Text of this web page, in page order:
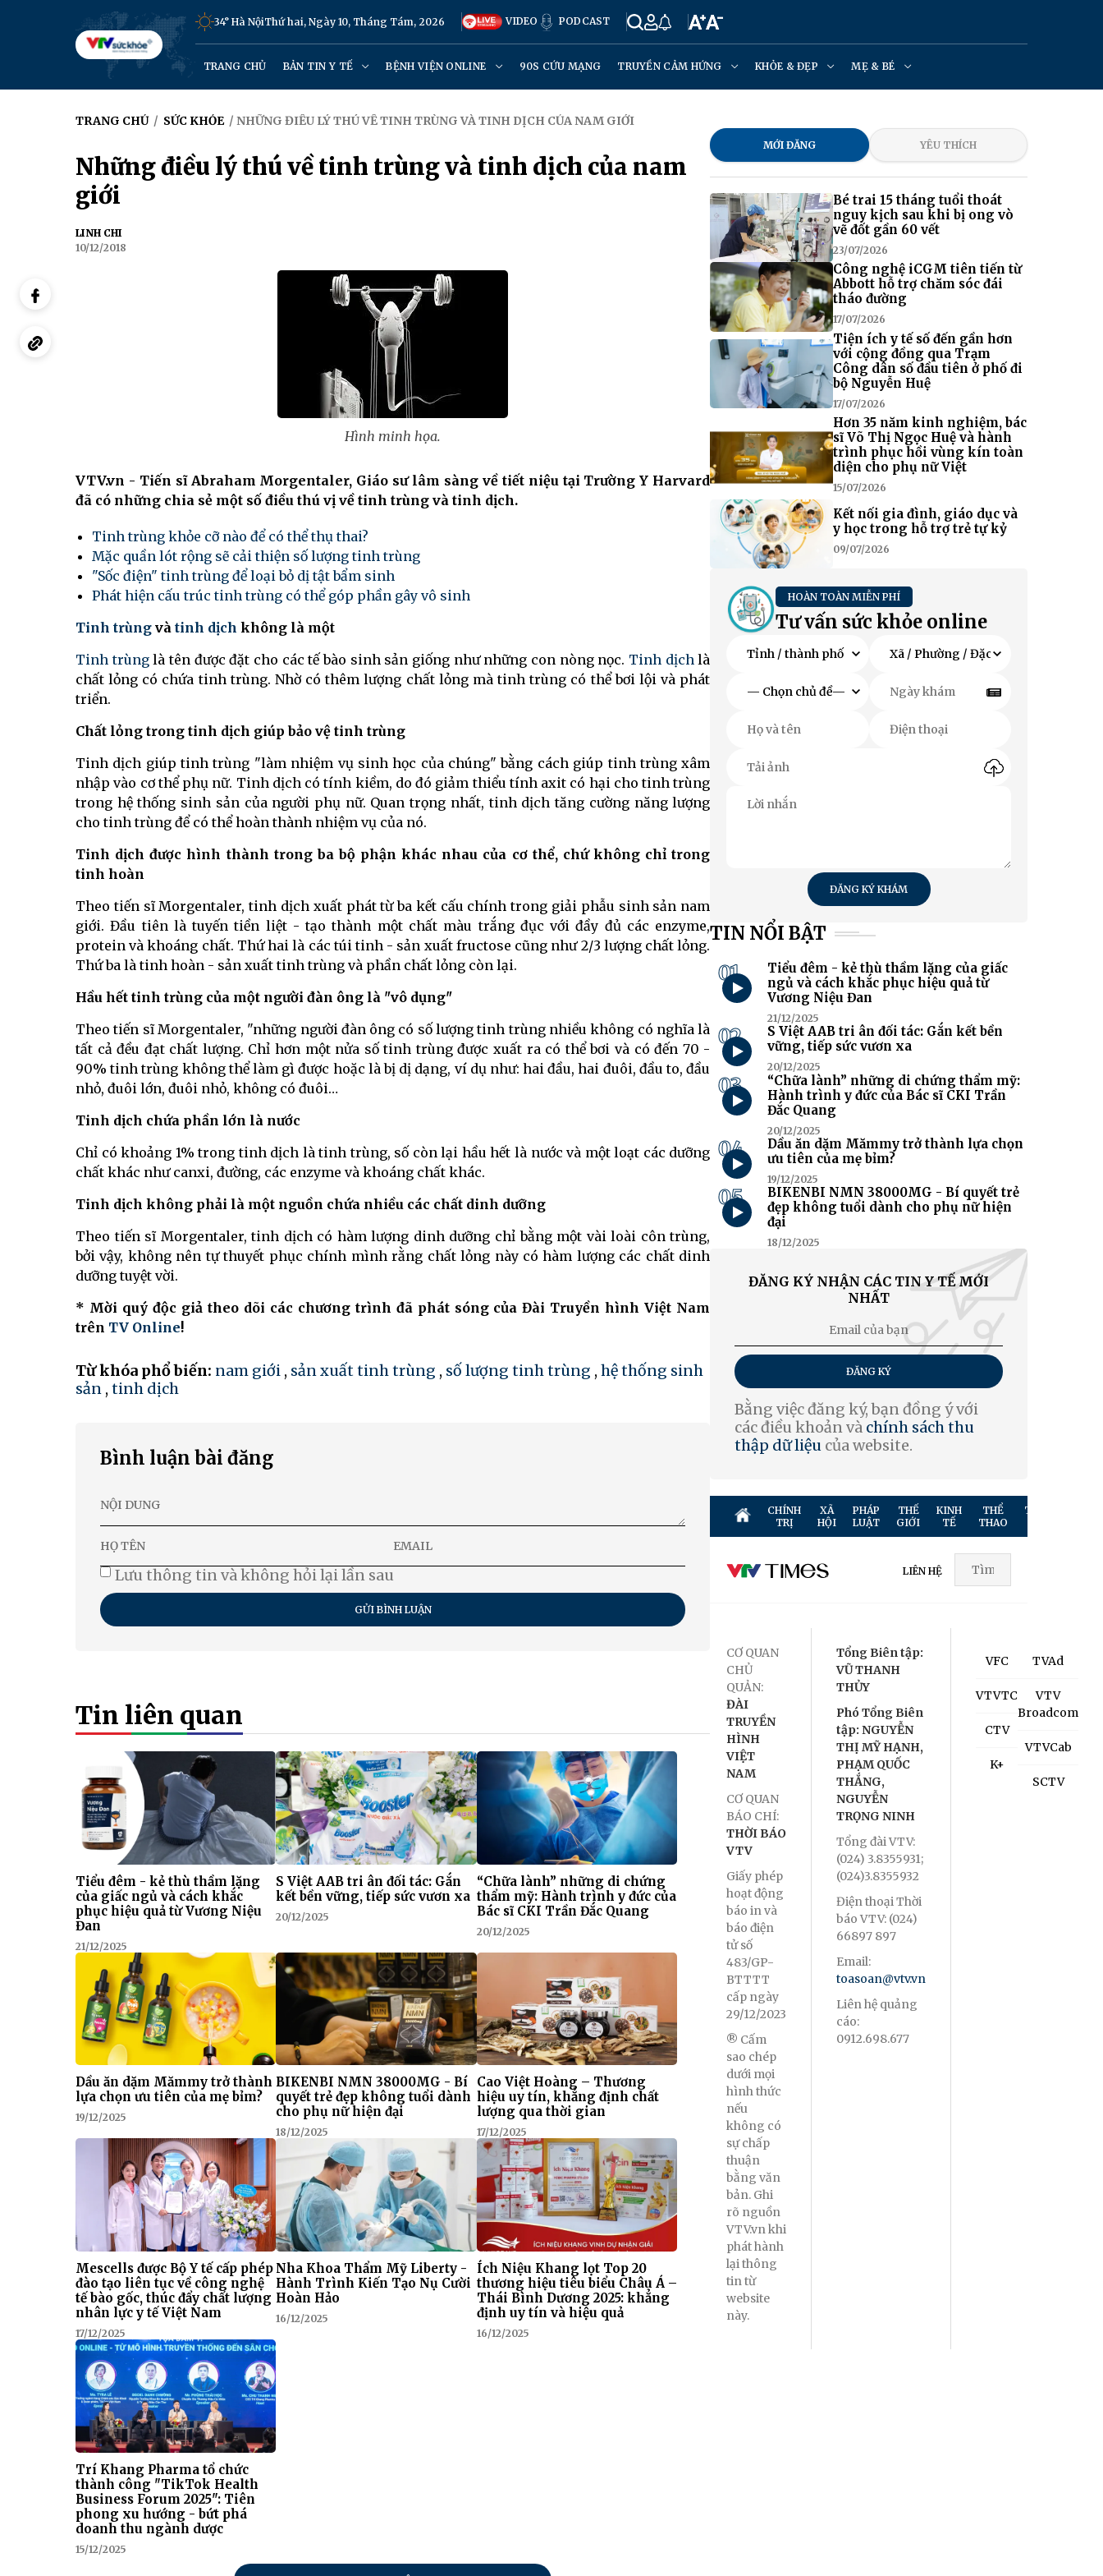
34° Hà NộiThứ hai, Ngày 10, Tháng Tám, 2026 VIDEO PODCAST
TRANG CHỦ BẢN TIN Y TẾ BỆNH VIỆN ONLINE 90S CỨU MẠNG TRUYỀN CẢM HỨNG KHỎE & ĐẸP MẸ & BÉ
TRANG CHỦ / SỨC KHỎE / NHỮNG ĐIỀU LÝ THÚ VỀ TINH TRÙNG VÀ TINH DỊCH CỦA NAM GIỚI
Những điều lý thú về tinh trùng và tinh dịch của nam
giới
LINH CHI
10/12/2018
Hình minh họa.
VTV.vn - Tiến sĩ Abraham Morgentaler, Giáo sư lâm sàng về tiết niệu tại Trường Y Harvard
đã có những chia sẻ một số điều thú vị về tinh trùng và tinh dịch.
Tinh trùng khỏe cỡ nào để có thể thụ thai?
Mặc quần lót rộng sẽ cải thiện số lượng tinh trùng
"Sốc điện" tinh trùng để loại bỏ dị tật bẩm sinh
Phát hiện cấu trúc tinh trùng có thể góp phần gây vô sinh
Tinh trùng và tinh dịch không là một
Tinh trùnglà tên được đặt cho các tế bào sinh sản giống như những con nòng nọc. Tinh dịchlà
chất lỏng có chứa tinh trùng. Nhờ có thêm lượng chất lỏng mà tinh trùng có thể bơi lội và phát
triển.
Chất lỏng trong tinh dịch giúp bảo vệ tinh trùng
Tinh dịch giúp tinh trùng "làm nhiệm vụ sinh học của chúng" bằng cách giúp tinh trùng xâm
nhập vào cơ thể phụ nữ. Tinh dịch có tính kiềm, do đó giảm thiểu tính axit có hại cho tinh trùng
trong hệ thống sinh sản của người phụ nữ. Quan trọng nhất, tinh dịch tăng cường năng lượng
cho tinh trùng để có thể hoàn thành nhiệm vụ của nó.
Tinh dịch được hình thành trong ba bộ phận khác nhau của cơ thể, chứ không chỉ trong
tinh hoàn
Theo tiến sĩ Morgentaler, tinh dịch xuất phát từ ba kết cấu chính trong giải phẫu sinh sản nam
giới. Đầu tiên là tuyến tiền liệt - tạo thành một chất màu trắng đục với đầy đủ các enzyme,
protein và khoáng chất. Thứ hai là các túi tinh - sản xuất fructose cũng như 2/3 lượng chất lỏng.
Thứ ba là tinh hoàn - sản xuất tinh trùng và phần chất lỏng còn lại.
Hầu hết tinh trùng của một người đàn ông là "vô dụng"
Theo tiến sĩ Morgentaler, "những người đàn ông có số lượng tinh trùng nhiều không có nghĩa là
tất cả đều đạt chất lượng. Chỉ hơn một nửa số tinh trùng được xuất ra có thể bơi và có đến 70 -
90% tinh trùng không thể làm gì được hoặc là bị dị dạng, ví dụ như: hai đầu, hai đuôi, đầu to, đầu
nhỏ, đuôi lớn, đuôi nhỏ, không có đuôi…
Tinh dịch chứa phần lớn là nước
Chỉ có khoảng 1% trong tinh dịch là tinh trùng, số còn lại hầu hết là nước và một loạt các dưỡng
chất khác như canxi, đường, các enzyme và khoáng chất khác.
Tinh dịch không phải là một nguồn chứa nhiều các chất dinh dưỡng
Theo tiến sĩ Morgentaler, tinh dịch có hàm lượng dinh dưỡng chỉ bằng một vài loài côn trùng,
bởi vậy, không nên tự thuyết phục chính mình rằng chất lỏng này có hàm lượng các chất dinh
dưỡng tuyệt vời.
* Mời quý độc giả theo dõi các chương trình đã phát sóng của Đài Truyền hình Việt Nam
trên TV Online!
Từ khóa phổ biến: nam giới , sản xuất tinh trùng , số lượng tinh trùng , hệ thống sinh
sản , tinh dịch
Bình luận bài đăng
Lưu thông tin và không hỏi lại lần sau
GỬI BÌNH LUẬN
Tin liên quan
Tiểu đêm - kẻ thù thầm lặng
của giấc ngủ và cách khắc
phục hiệu quả từ Vương Niệu
Đan
21/12/2025
S Việt AAB tri ân đối tác: Gắn
kết bền vững, tiếp sức vươn xa
20/12/2025
“Chữa lành” những di chứng
thẩm mỹ: Hành trình y đức của
Bác sĩ CKI Trần Đắc Quang
20/12/2025
Dầu ăn dặm Mămmy trở thành
lựa chọn ưu tiên của mẹ bỉm?
19/12/2025
BIKENBI NMN 38000MG - Bí
quyết trẻ đẹp không tuổi dành
cho phụ nữ hiện đại
18/12/2025
Cao Việt Hoàng – Thương
hiệu uy tín, khẳng định chất
lượng qua thời gian
17/12/2025
Mescells được Bộ Y tế cấp phép
đào tạo liên tục về công nghệ
tế bào gốc, thúc đẩy chất lượng
nhân lực y tế Việt Nam
17/12/2025
Nha Khoa Thẩm Mỹ Liberty -
Hành Trình Kiến Tạo Nụ Cười
Hoàn Hảo
16/12/2025
Ích Niệu Khang lọt Top 20
thương hiệu tiêu biểu Châu Á –
Thái Bình Dương 2025: khẳng
định uy tín và hiệu quả
16/12/2025
Trí Khang Pharma tổ chức
thành công "TikTok Health
Business Forum 2025": Tiên
phong xu hướng - bứt phá
doanh thu ngành dược
15/12/2025
MỚI ĐĂNG YÊU THÍCH
Bé trai 15 tháng tuổi thoát
nguy kịch sau khi bị ong vò
vẽ đốt gần 60 vết
23/07/2026
Công nghệ iCGM tiên tiến từ
Abbott hỗ trợ chăm sóc đái
tháo đường
17/07/2026
Tiện ích y tế số đến gần hơn
với cộng đồng qua Trạm
Công dân số đầu tiên ở phố đi
bộ Nguyễn Huệ
17/07/2026
Hơn 35 năm kinh nghiệm, bác
sĩ Võ Thị Ngọc Huệ và hành
trình phục hồi vùng kín toàn
diện cho phụ nữ Việt
15/07/2026
Kết nối gia đình, giáo dục và
y học trong hỗ trợ trẻ tự kỷ
09/07/2026
HOÀN TOÀN MIỄN PHÍ
Tư vấn sức khỏe online
ĐĂNG KÝ KHÁM
TIN NỔI BẬT
01
Tiểu đêm - kẻ thù thầm lặng của giấc
ngủ và cách khắc phục hiệu quả từ
Vương Niệu Đan
21/12/2025
02
S Việt AAB tri ân đối tác: Gắn kết bền
vững, tiếp sức vươn xa
20/12/2025
03
“Chữa lành” những di chứng thẩm mỹ:
Hành trình y đức của Bác sĩ CKI Trần
Đắc Quang
20/12/2025
04
Dầu ăn dặm Mămmy trở thành lựa chọn
ưu tiên của mẹ bỉm?
19/12/2025
05
BIKENBI NMN 38000MG - Bí quyết trẻ
đẹp không tuổi dành cho phụ nữ hiện
đại
18/12/2025
ĐĂNG KÝ NHẬN CÁC TIN Y TẾ MỚI
NHẤT
ĐĂNG KÝ
Bằng việc đăng ký, bạn đồng ý với
các điều khoản và chính sách thu
thập dữ liệu của website.
CHÍNH
TRỊ
XÃ
HỘI
PHÁP
LUẬT
THẾ
GIỚI
KINH
TẾ
THỂ
THAO
TRUYỀN
LIÊN HỆ
CƠ QUAN
CHỦ
QUẢN:
ĐÀI
TRUYỀN
HÌNH
VIỆT
NAM
CƠ QUAN
BÁO CHÍ:
THỜI BÁO
VTV
Giấy phép
hoạt động
báo in và
báo điện
tử số
483/GP-
BTTTT
cấp ngày
29/12/2023
® Cấm
sao chép
dưới mọi
hình thức
nếu
không có
sự chấp
thuận
bằng văn
bản. Ghi
rõ nguồn
VTV.vn khi
phát hành
lại thông
tin từ
website
này.
Tổng Biên tập:
VŨ THANH
THỦY
Phó Tổng Biên
tập: NGUYỄN
THỊ MỸ HẠNH,
PHẠM QUỐC
THẮNG,
NGUYỄN
TRỌNG NINH
Tổng đài VTV:
(024) 3.8355931;
(024)3.8355932
Điện thoại Thời
báo VTV: (024)
66897 897
Email:
toasoan@vtv.vn
Liên hệ quảng
cáo:
0912.698.677
VFC
VTVTC
CTV
K+
TVAd
VTV
Broadcom
VTVCab
SCTV